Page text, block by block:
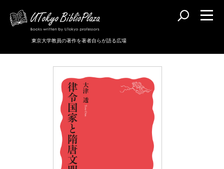
東京大学教員の著作を著者自らが語る広場